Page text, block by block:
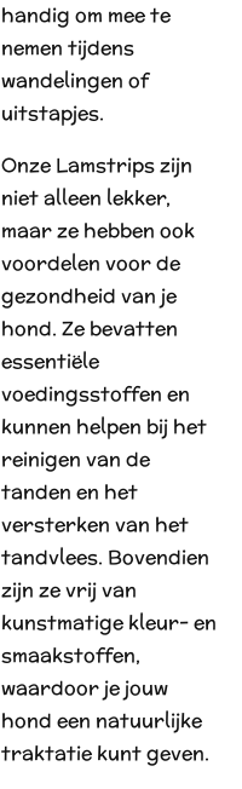
handig om mee te
nemen tijdens
wandelingen of
uitstapjes.
Onze Lamstrips zijn
niet alleen lekker,
maar ze hebben ook
voordelen voor de
gezondheid van je
hond. Ze bevatten
essentiële
voedingsstoffen en
kunnen helpen bij het
reinigen van de
tanden en het
versterken van het
tandvlees. Bovendien
zijn ze vrij van
kunstmatige kleur- en
smaakstoffen,
waardoor je jouw
hond een natuurlijke
traktatie kunt geven.